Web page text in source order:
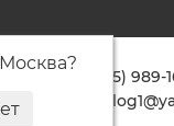
Москва?
+7 (495) 989-